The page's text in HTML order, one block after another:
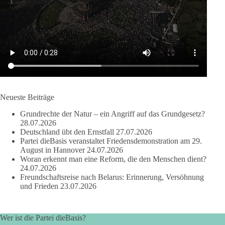
aus der NATO. Ein Gipfel, der mehr nach Rüstungsdeal als
nach Friedenspolitik klingt, wird niemals Sicherheit schaffen,
ob nun in Deutschland oder weltweit.
Quelle: https://www.tagesschau.de/ausland/asien/nato-
erklaerung-ankara-100.html
664 137 66 Auf Facebook ansehen
DieBasis
2 Tage(n) zuvor
Grundrechte der Natur – ein Angriff auf das Grundgesetz?
Neueste Beiträge
Grundrechte der Natur – ein Angriff auf das Grundgesetz?
28.07.2026
Deutschland übt den Ernstfall 27.07.2026
Partei dieBasis veranstaltet Friedensdemonstration am 29.
August in Hannover 24.07.2026
Woran erkennt man eine Reform, die den Menschen dient?
24.07.2026
Freundschaftsreise nach Belarus: Erinnerung, Versöhnung
und Frieden 23.07.2026
Wer ist die Partei dieBasis?